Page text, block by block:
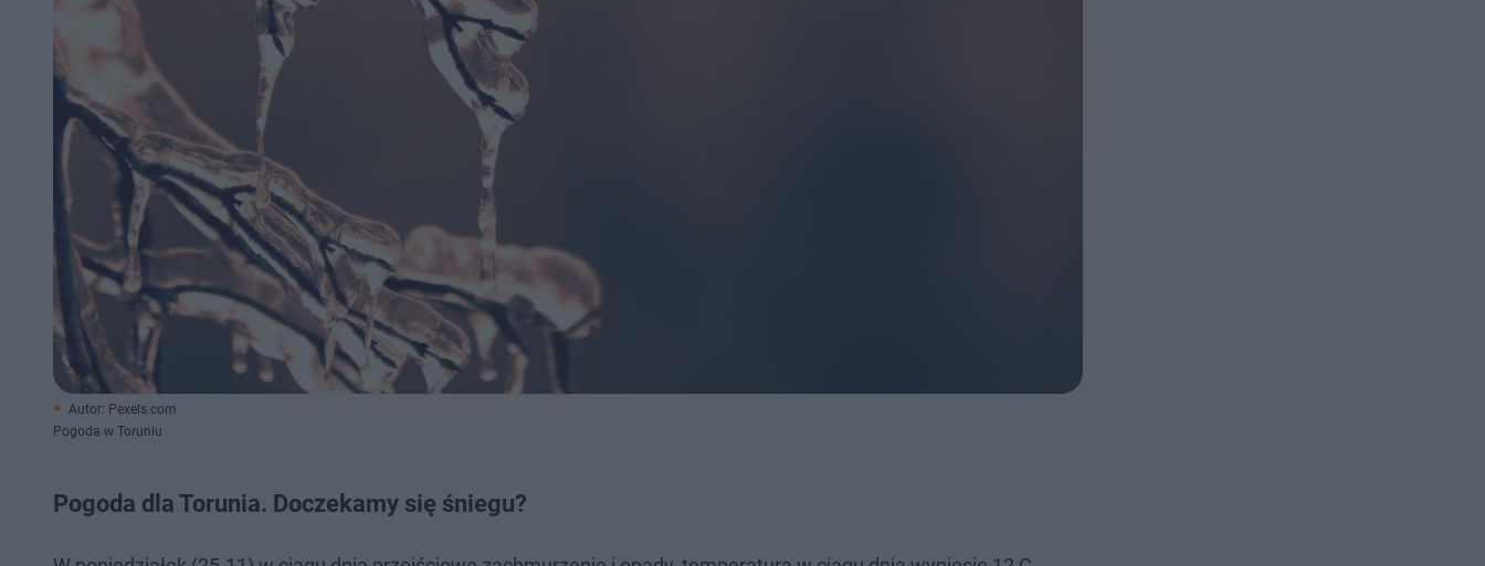
Autor: Pexels.com
Pogoda w Toruniu
Pogoda dla Torunia. Doczekamy się śniegu?